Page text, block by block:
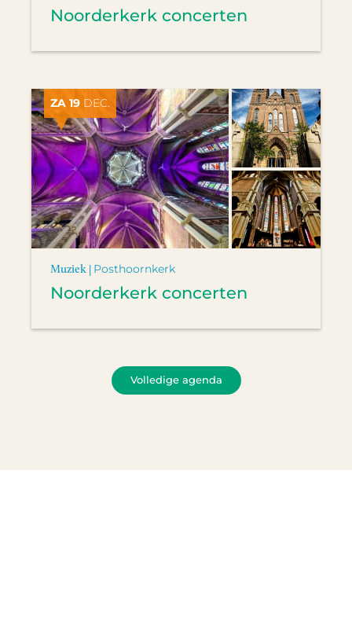
Noorderkerk concerten
ZA 19 DEC.
Muziek | Posthoornkerk
Noorderkerk concerten
Volledige agenda